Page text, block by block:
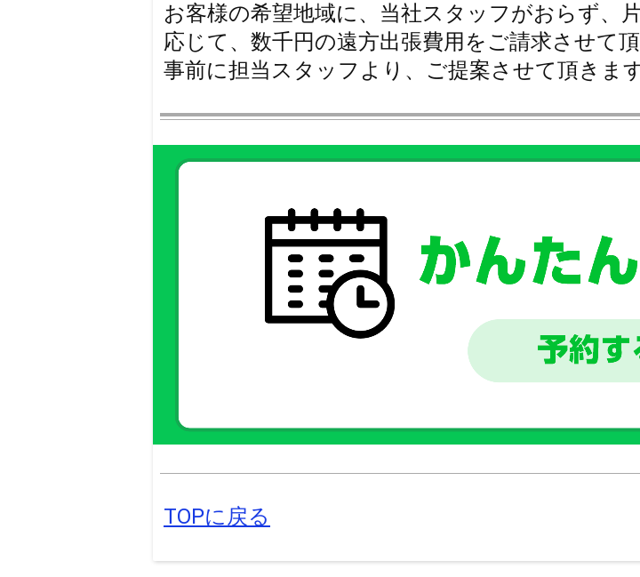
お客様の希望地域に、当社スタッフがおらず、
応じて、数千円の遠方出張費用をご請求させて頂
事前に担当スタッフより、ご提案させて頂きます
TOPに戻る